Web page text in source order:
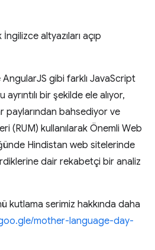
altyazıları açıp
gibi farklı JavaScript
bir şekilde ele alıyor,
paylarından bahsediyor ve
(RUM) kullanılarak Önemli Web
Hindistan web sitelerinde
dair rekabetçi bir analiz
kutlama serimiz hakkında daha
mother-language-day-